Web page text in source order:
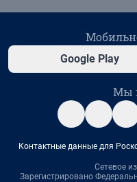
Google Play
Мы
Контактные данные для
Сетевое
Зарегистрировано